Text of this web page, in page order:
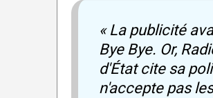
« La publicité
Bye Bye. Or,
d'État cite sa
n'accepte pas